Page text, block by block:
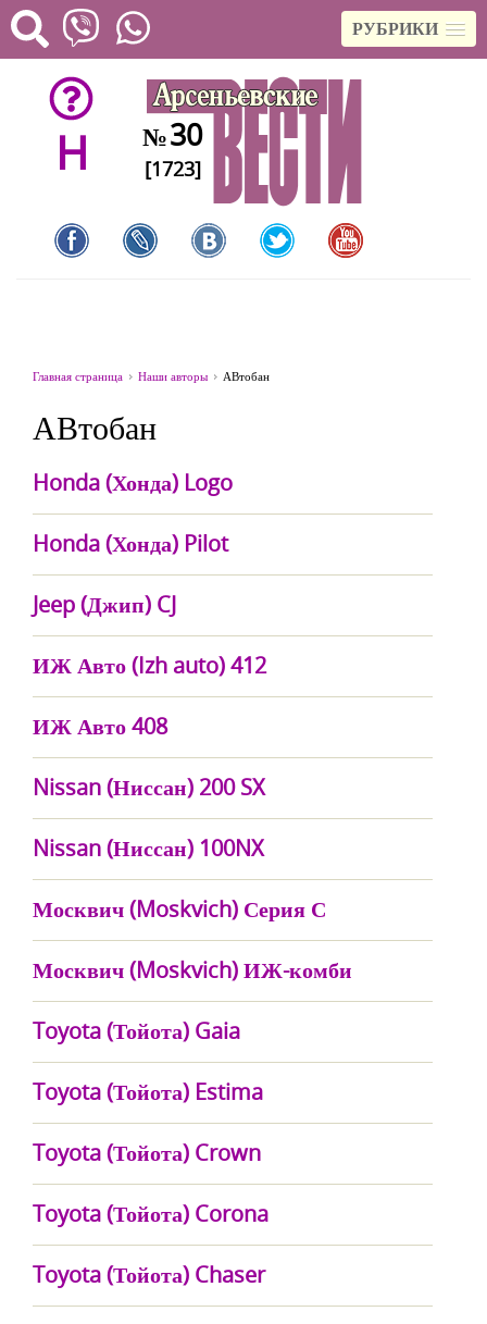
РУБРИКИ
H №30
[1723]
Главная страница Наши авторы АВтобан
АВтобан
Honda (Хонда) Logo
Honda (Хонда) Pilot
Jeep (Джип) CJ
ИЖ Авто (Izh auto) 412
ИЖ Авто 408
Nissan (Ниссан) 200 SX
Nissan (Ниссан) 100NX
Москвич (Moskvich) Серия С
Москвич (Moskvich) ИЖ-комби
Toyota (Тойота) Gaia
Toyota (Тойота) Estima
Toyota (Тойота) Crown
Toyota (Тойота) Corona
Toyota (Тойота) Chaser